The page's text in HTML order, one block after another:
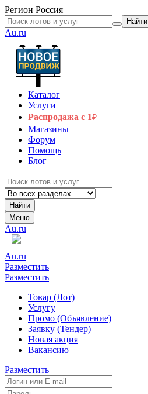
Регион Россия
Найти
Au.ru
Каталог
Услуги
Распродажа с 1₽
Магазины
Форум
Помощь
Блог
Найти
Меню
Au.ru
Au.ru
Разместить
Разместить
Товар (Лот)
Услугу
Промо (Объявление)
Заявку (Тендер)
Новая акция
Вакансию
Разместить